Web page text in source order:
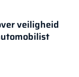
veiligheid